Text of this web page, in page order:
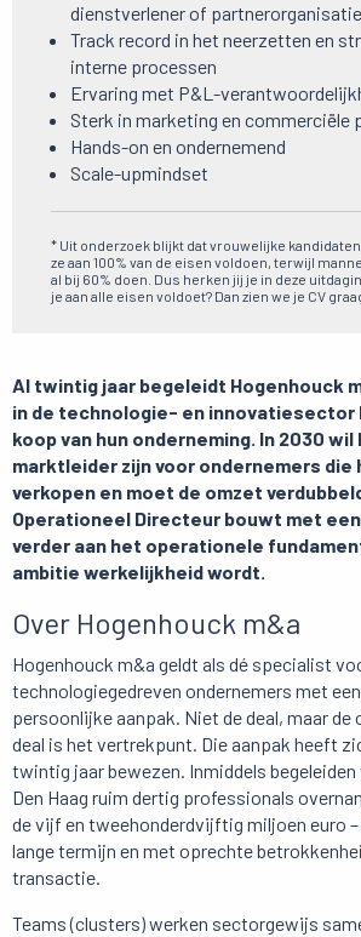
dienstverlener of partnerorganisatie
Track record in het neerzetten en
interne processen
Ervaring met P&L-
Sterk in marketing en commerciële
Hands-on en ondernemend
Scale-upmindset
* Uit onderzoek blijkt dat vrouwelijke
ze aan 100% van de eisen voldoen, terwijl
al bij 60% doen. Dus herken jij je in deze
je aan alle eisen voldoet? Dan zien we je CV
Al twintig jaar begeleidt Hogenhouck
in de technologie- en innovatiesector
koop van hun onderneming. In 2030
marktleider zijn voor ondernemers die
verkopen en moet de omzet
Operationeel Directeur bouwt met
verder aan het operationele
ambitie werkelijkheid wordt.
Over Hogenhouck m&a
Hogenhouck m&a geldt als dé specialist
technologiegedreven ondernemers met
persoonlijke aanpak. Niet de deal, maar de
deal is het vertrekpunt. Die aanpak heeft
twintig jaar bewezen. Inmiddels
Den Haag ruim dertig professionals
de vijf en tweehonderdvijftig miljoen euro
lange termijn en met oprechte
transactie.
Teams (clusters) werken sectorgewijs